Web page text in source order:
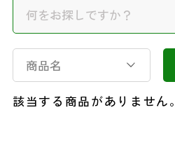
商品名
該当する商品がありません。